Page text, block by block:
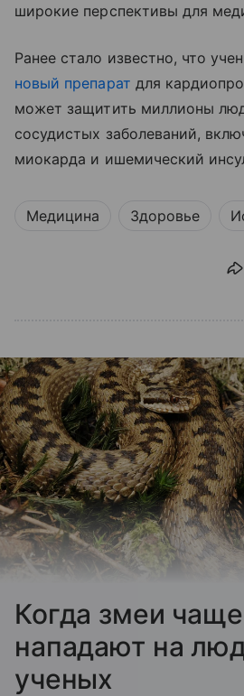
широкие перспективы для
Ранее стало известно, что
новый препарат для
может защитить миллионы
сосудистых заболеваний,
миокарда и ишемический
Медицина Здоровье
Когда змеи
нападают на
ученых